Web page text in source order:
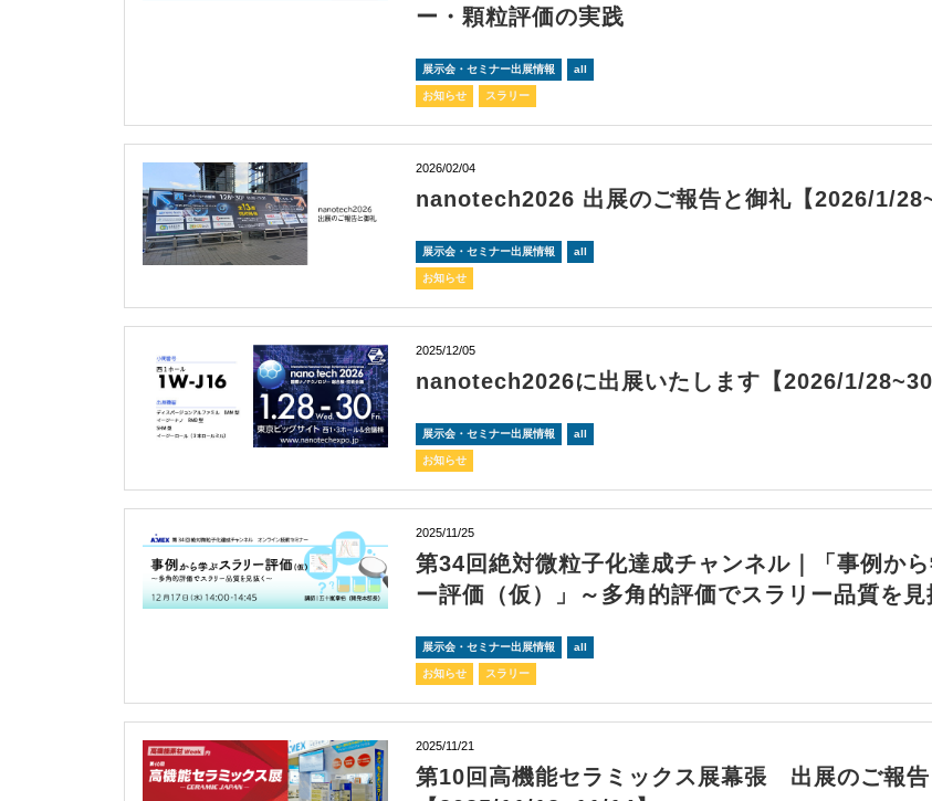
ー・顆粒評価の実践
展示会・セミナー出展情報 all
お知らせ スラリー
2026/02/04
nanotech2026 出展のご報告と御礼【2026/1/
展示会・セミナー出展情報 all
お知らせ
2025/12/05
nanotech2026に出展いたします【2026/1/28~30
展示会・セミナー出展情報 all
お知らせ
2025/11/25
第34回絶対微粒子化達成チャンネル｜「事例から
ー評価（仮）」～多角的評価でスラリー品質を見
展示会・セミナー出展情報 all
お知らせ スラリー
2025/11/21
第10回高機能セラミックス展幕張 出展のご報